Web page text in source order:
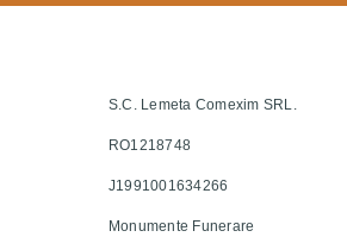
S.C. Lemeta Comexim SRL.
RO1218748
J1991001634266
Monumente Funerare